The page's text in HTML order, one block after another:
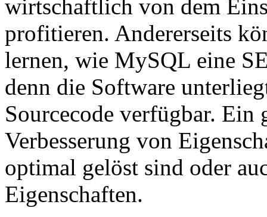
wirtschaftlich von dem
profitieren. Andererseits
lernen, wie MySQL eine
denn die Software
Sourcecode verfügbar. Ein
Verbesserung von
optimal gelöst sind oder
Eigenschaften.